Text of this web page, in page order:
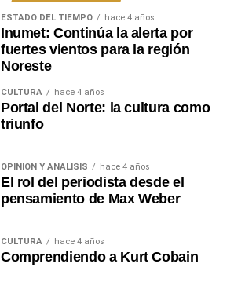
ESTADO DEL TIEMPO hace 4 años
Inumet: Continúa la alerta por
fuertes vientos para la región
Noreste
CULTURA hace 4 años
Portal del Norte: la cultura como
triunfo
OPINIÓN Y ANÁLISIS hace 4 años
El rol del periodista desde el
pensamiento de Max Weber
CULTURA hace 4 años
Comprendiendo a Kurt Cobain